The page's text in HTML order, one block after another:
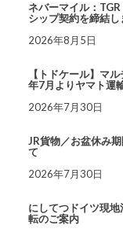
ネバーマイル：
シップ契約を締結し
2026年8月5日
【トドケール】マ
年7月よりヤマト運
2026年7月30日
JR貨物／お盆休み
て
2026年7月30日
にしてつドイツ現
転のご案内